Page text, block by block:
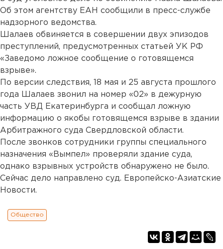
Об этом агентству ЕАН сообщили в пресс-службе
надзорного ведомства.
Шалаев обвиняется в совершении двух эпизодов
преступлений, предусмотренных статьей УК РФ
«Заведомо ложное сообщение о готовящемся
взрыве».
По версии следствия, 18 мая и 25 августа прошлого
года Шалаев звонил на номер «02» в дежурную
часть УВД Екатеринбурга и сообщал ложную
информацию о якобы готовящемся взрыве в здании
Арбитражного суда Свердловской области.
После звонков сотрудники группы специального
назначения «Вымпел» проверяли здание суда,
однако взрывных устройств обнаружено не было.
Сейчас дело направлено суд. Европейско-Азиатские
Новости.
Общество